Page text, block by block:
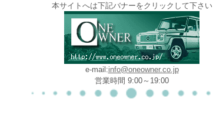
本サイトへは下記バナーをクリックして下さい
e-mail:info@oneowner.co.jp
営業時間 9:00～19:00